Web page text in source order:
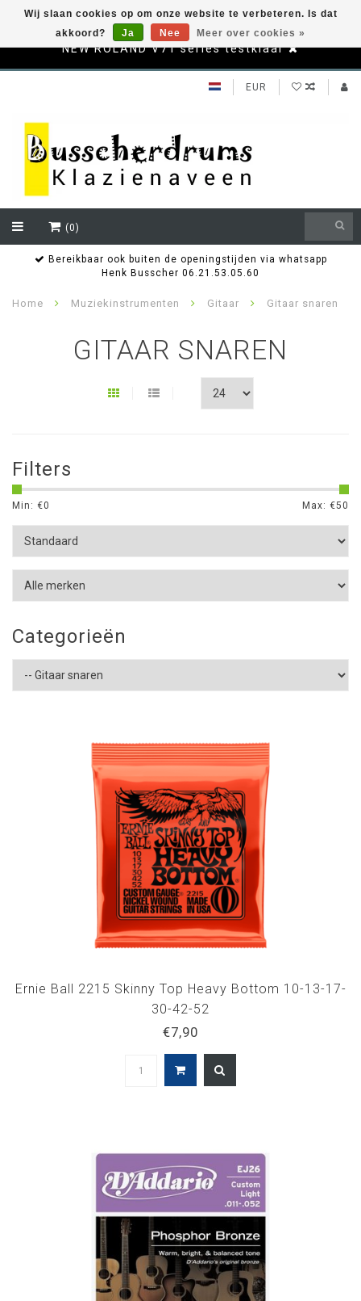
NEW ROLAND V71 series testklaar
EUR
(0)
Ordered before 14.00? Next day delivery!
Home Muziekinstrumenten Gitaar Gitaar snaren
GITAAR SNAREN
Filters
Min: €0 Max: €50
Categorieën
Ernie Ball 2215 Skinny Top Heavy Bottom 10-13-17-
30-42-52
€7,90
Wij slaan cookies op om onze website te verbeteren. Is dat
akkoord?
Ja Nee Meer over cookies »